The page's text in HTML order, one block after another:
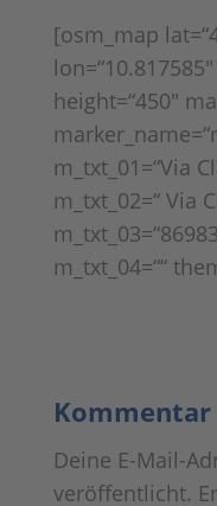
[osm_map
height=“450″
m_txt_01=“Via
m_txt_02=“ Via
m_txt_04=““
Kommentar
Deine E-Mail-
veröffentlicht.